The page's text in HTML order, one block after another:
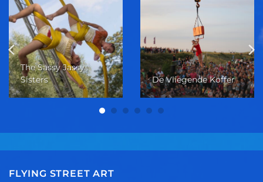
The Sassy Jassy
Sisters
De Vliegende Koffer
FLYING STREET ART